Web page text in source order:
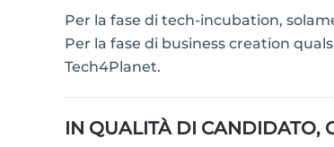
Per la fase di tech-incubation,
Per la fase di business creation
Tech4Planet.
IN QUALITÀ DI CANDIDATO,